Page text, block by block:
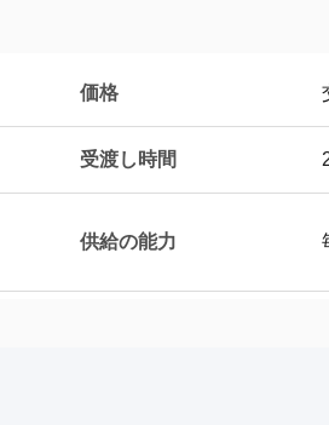
価格
受渡し時間
供給の能力